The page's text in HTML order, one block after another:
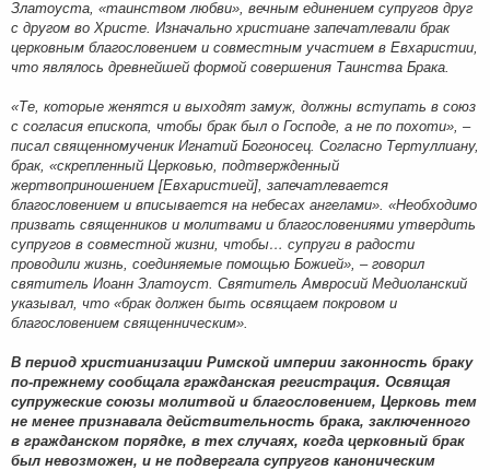
Златоуста, «таинством любви», вечным единением супругов друг
с другом во Христе. Изначально христиане запечатлевали брак
церковным благословением и совместным участием в Евхаристии,
что являлось древнейшей формой совершения Таинства Брака.
«Те, которые женятся и выходят замуж, должны вступать в союз
с согласия епископа, чтобы брак был о Господе, а не по похоти», –
писал священномученик Игнатий Богоносец. Согласно Тертуллиану,
брак, «скрепленный Церковью, подтвержденный
жертвоприношением [Евхаристией], запечатлевается
благословением и вписывается на небесах ангелами». «Необходимо
призвать священников и молитвами и благословениями утвердить
супругов в совместной жизни, чтобы… супруги в радости
проводили жизнь, соединяемые помощью Божией», – говорил
святитель Иоанн Златоуст. Святитель Амвросий Медиоланский
указывал, что «брак должен быть освящаем покровом и
благословением священническим».
В период христианизации Римской империи законность браку
по-прежнему сообщала гражданская регистрация. Освящая
супружеские союзы молитвой и благословением, Церковь тем
не менее признавала действительность брака, заключенного
в гражданском порядке, в тех случаях, когда церковный брак
был невозможен, и не подвергала супругов каноническим